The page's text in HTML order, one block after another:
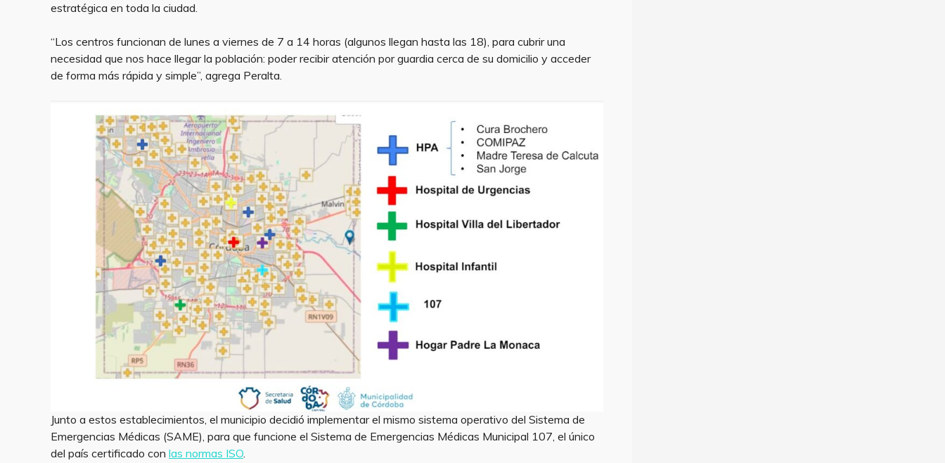
estratégica en toda la ciudad.
“Los centros funcionan de lunes a viernes de 7 a 14 horas (algunos llegan hasta las 18), para cubrir una
necesidad que nos hace llegar la población: poder recibir atención por guardia cerca de su domicilio y acceder
de forma más rápida y simple”, agrega Peralta.
Junto a estos establecimientos, el municipio decidió implementar el mismo sistema operativo del Sistema de
Emergencias Médicas (SAME), para que funcione el Sistema de Emergencias Médicas Municipal 107, el único
del país certificado conlas normas ISO.